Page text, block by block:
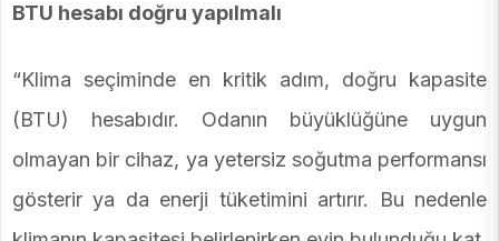
BTU hesabı doğru yapılmalı
“Klima seçiminde en kritik adım, doğru kapasite
(BTU) hesabıdır. Odanın büyüklüğüne uygun
olmayan bir cihaz, ya yetersiz soğutma performansı
gösterir ya da enerji tüketimini artırır. Bu nedenle